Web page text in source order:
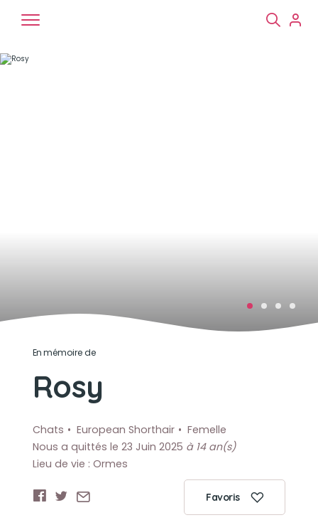
En mémoire de
Rosy
Chats European Shorthair
Femelle
Nous a quittés le 23 Juin 2025 à 14 an(s)
Lieu de vie : Ormes
Favoris